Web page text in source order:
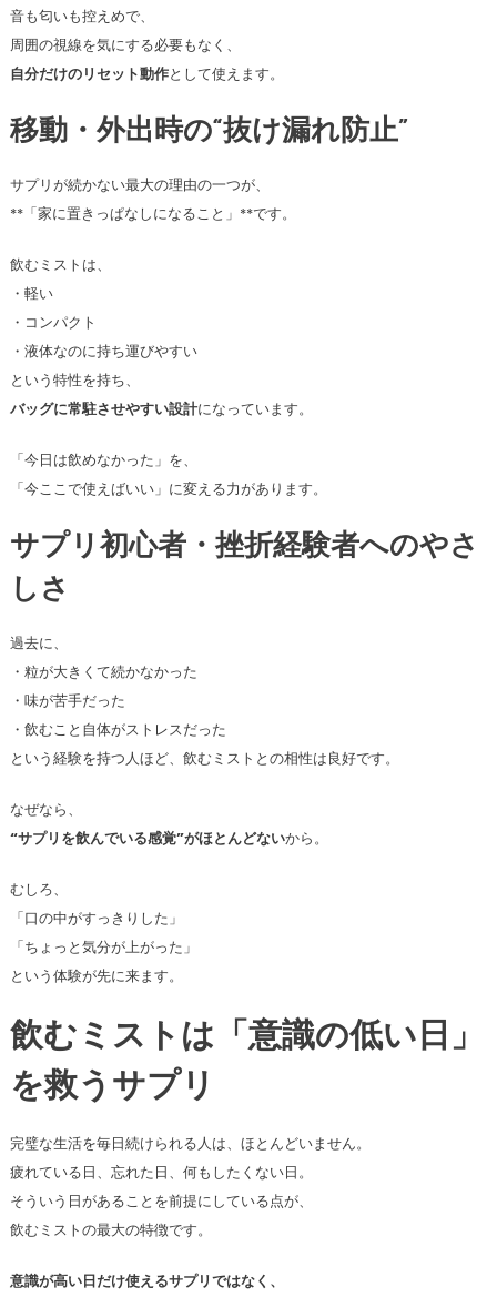
音も匂いも控えめで、
周囲の視線を気にする必要もなく、
自分だけのリセット動作として使えます。
移動・外出時の“抜け漏れ防止”
サプリが続かない最大の理由の一つが、
**「家に置きっぱなしになること」**です。
飲むミストは、
・軽い
・コンパクト
・液体なのに持ち運びやすい
という特性を持ち、
バッグに常駐させやすい設計になっています。
「今日は飲めなかった」を、
「今ここで使えばいい」に変える力があります。
サプリ初心者・挫折経験者へのやさ
しさ
過去に、
・粒が大きくて続かなかった
・味が苦手だった
・飲むこと自体がストレスだった
という経験を持つ人ほど、飲むミストとの相性は良好です。
なぜなら、
“サプリを飲んでいる感覚”がほとんどないから。
むしろ、
「口の中がすっきりした」
「ちょっと気分が上がった」
という体験が先に来ます。
飲むミストは「意識の低い日」
を救うサプリ
完璧な生活を毎日続けられる人は、ほとんどいません。
疲れている日、忘れた日、何もしたくない日。
そういう日があることを前提にしている点が、
飲むミストの最大の特徴です。
意識が高い日だけ使えるサプリではなく、